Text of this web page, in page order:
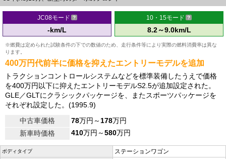
JC08モード
-km/L
10・15モード
8.2～9.0km/L
※燃費は定められた試験条件の下での数値のため、走行条件等により実際の燃料消費率は異な
ります。
400万円代前半に価格を抑えたエントリーモデルを追加
トラクションコントロールシステムなどを標準装備したうえで価格
を400万円以下に抑えたエントリーモデルS2.5が追加設定された。
GLE／GLTにクラシックパッケージを、またスポーツパッケージを
それぞれ設定した。(1995.9)
中古車価格
78万円～178万円
新車時価格
410万円～580万円
ボディタイプ ステーションワゴン